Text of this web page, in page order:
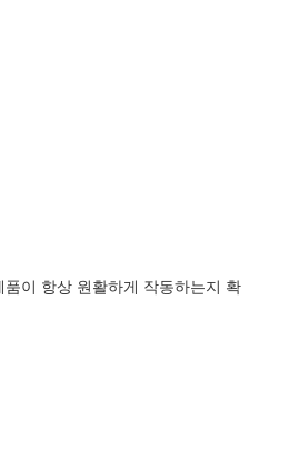
이 항상 원활하게 작동하는지 확